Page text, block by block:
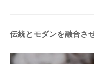
伝統とモダンを融合さ